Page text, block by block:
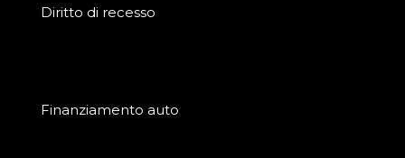
Diritto di recesso
Finanziamento auto